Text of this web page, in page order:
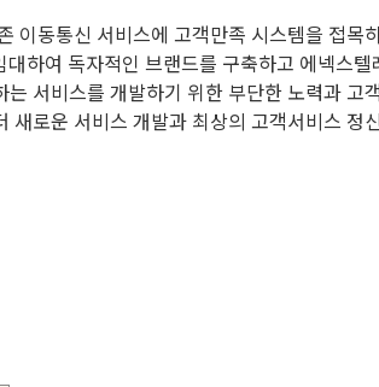
이동통신 서비스에 고객만족 시스템을 접목
하여 독자적인 브랜드를 구축하고 에넥스텔
서비스를 개발하기 위한 부단한 노력과 고객
로운 서비스 개발과 최상의 고객서비스 정신